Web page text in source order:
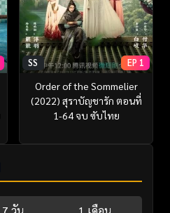
SS EP 1
Order of the Sommelier
(2022) สุราบัญชารัก ตอนที่
1-64 จบ ซับไทย